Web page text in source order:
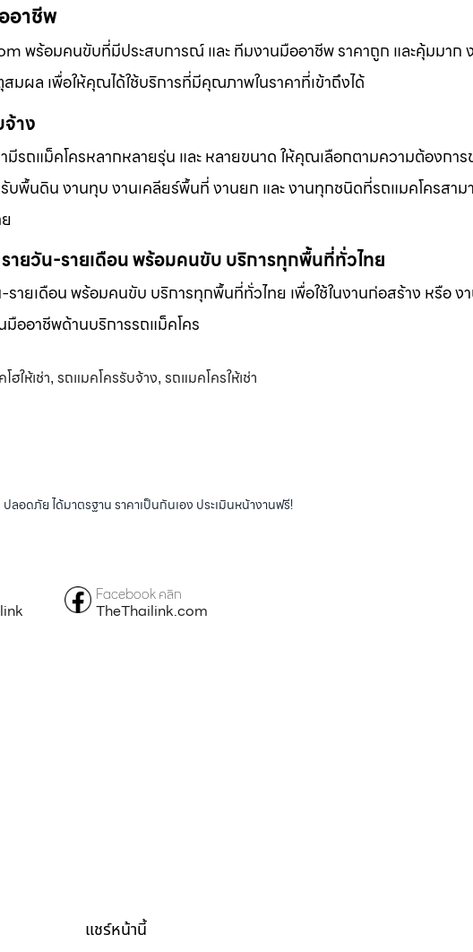
อาชีพ
พร้อมคนขับที่มีประสบการณ์ และ ทีมงานมืออาชีพ ราคาถูก และคุ้มมาก
มผล เพื่อให้คุณได้ใช้บริการที่มีคุณภาพในราคาที่เข้าถึงได้
าง
มีรถแม็คโครหลากหลายรุ่น และ หลายขนาด ให้คุณเลือกตามความต้องกา
บพื้นดิน งานทุบ งานเคลียร์พื้นที่ งานยก และ งานทุกชนิดที่รถแมคโครสาม
ายวัน-รายเดือน พร้อมคนขับ บริการทุกพื้นที่ทั่วไทย
รายเดือน พร้อมคนขับ บริการทุกพื้นที่ทั่วไทย เพื่อใช้ในงานก่อสร้าง หรือ
มืออาชีพด้านบริการรถแม็คโคร
ฮให้เช่า, รถแมคโครรับจ้าง, รถแมคโครให้เช่า
อดภัย ได้มาตรฐาน ราคาเป็นกันเอง ประเมินหน้างานฟรี!
Facebook คลิก
TheThailink.com
แชร์หน้านี้